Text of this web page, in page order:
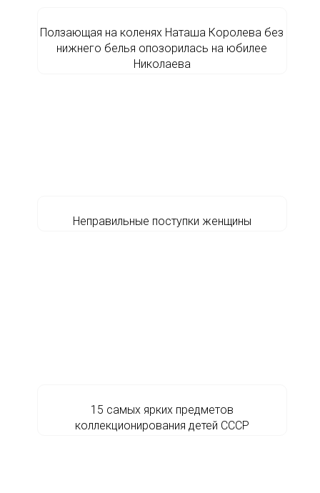
Ползающая на коленях Наташа Королева без
нижнего белья опозорилась на юбилее
Николаева
Неправильные поступки женщины
15 самых ярких предметов
коллекционирования детей СССР